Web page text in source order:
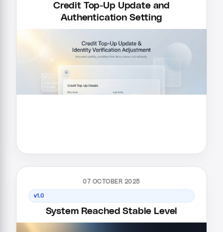
Credit Top-Up Update and
Authentication Setting
07 OCTOBER 2025
v1.0
System Reached Stable Level